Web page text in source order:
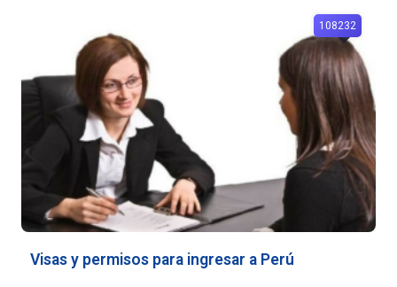
Visas y permisos para ingresar a Perú
108232